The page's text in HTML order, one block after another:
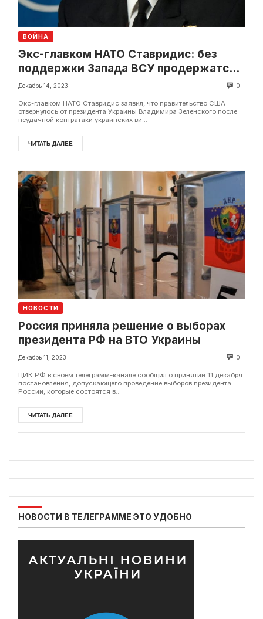
ВОЙНА
Экс-главком НАТО Ставридис: без
поддержки Запада ВСУ продержатся
еще год
Декабрь 14, 2023 0
Экс-главком НАТО Ставридис заявил, что правительство США
отвернулось от президента Украины Владимира Зеленского после
неудачной контратаки украинских ви...
ЧИТАТЬ ДАЛЕЕ
НОВОСТИ
Россия приняла решение о выборах
президента РФ на ВТО Украины
Декабрь 11, 2023 0
ЦИК РФ в своем телеграмм-канале сообщил о принятии 11 декабря
постановления, допускающего проведение выборов президента
России, которые состоятся в...
ЧИТАТЬ ДАЛЕЕ
НОВОСТИ В ТЕЛЕГРАММЕ ЭТО УДОБНО